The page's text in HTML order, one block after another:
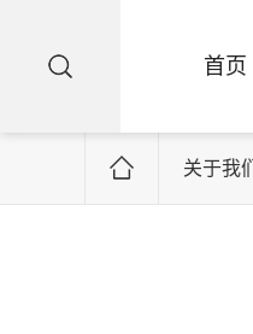
首页
关于我们